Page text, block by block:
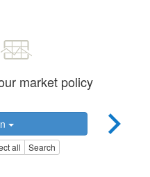
market policy
all Search